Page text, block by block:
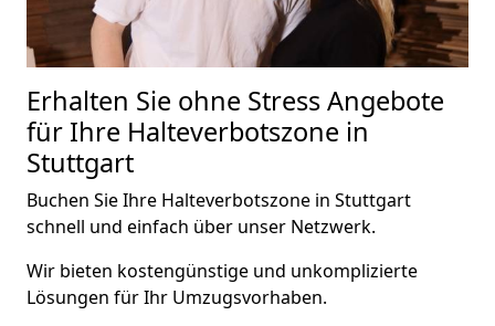
Erhalten Sie ohne Stress Angebote
für Ihre Halteverbotszone in
Stuttgart
Buchen Sie Ihre Halteverbotszone in Stuttgart
schnell und einfach über unser Netzwerk.
Wir bieten kostengünstige und unkomplizierte
Lösungen für Ihr Umzugsvorhaben.